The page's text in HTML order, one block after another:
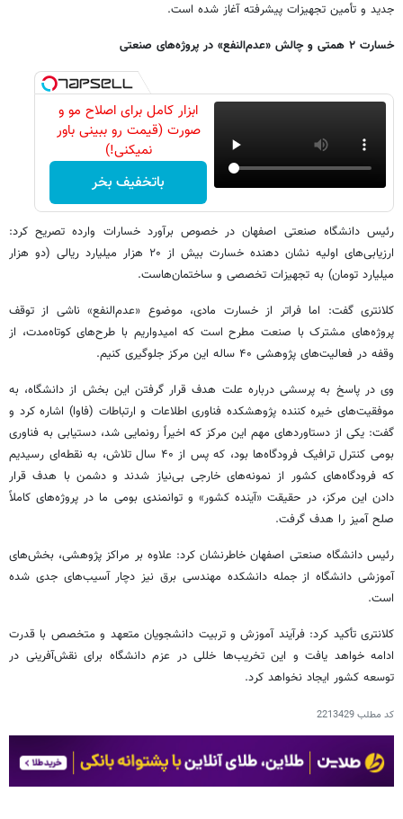
جدید و تأمین تجهیزات پیشرفته آغاز شده است.
‌خسارت ۲ همتی و چالش «عدم‌النفع» در پروژه‌های صنعتی
ابزار کامل برای اصلاح مو و
صورت (قیمت رو ببینی باور
نمیکنی!)
باتخفیف بخر
رئیس دانشگاه صنعتی اصفهان در خصوص برآورد خسارات وارده تصریح کرد:
ارزیابی‌های اولیه نشان دهنده خسارت بیش از ۲۰ هزار میلیارد ریالی (دو هزار
میلیارد تومان) به تجهیزات تخصصی و ساختمان‌هاست.
کلانتری گفت: اما فراتر از خسارت مادی، موضوع «عدم‌النفع» ناشی از توقف
پروژه‌های مشترک با صنعت مطرح است که امیدواریم با طرح‌های کوتاه‌مدت، از
وقفه در فعالیت‌های پژوهشی ۴۰ ساله این مرکز جلوگیری کنیم.
وی در پاسخ به پرسشی درباره علت هدف قرار گرفتن این بخش از دانشگاه، به
موفقیت‌های خیره کننده پژوهشکده فناوری اطلاعات و ارتباطات (فاوا) اشاره کرد و
گفت: یکی از دستاوردهای مهم این مرکز که اخیراً رونمایی شد، دستیابی به فناوری
بومی کنترل ترافیک فرودگاه‌ها بود، که پس از ۴۰ سال تلاش، به نقطه‌ای رسیدیم
که فرودگاه‌های کشور از نمونه‌های خارجی بی‌نیاز شدند و دشمن با هدف قرار
دادن این مرکز، در حقیقت «آینده کشور» و توانمندی بومی ما در پروژه‌های کاملاً
صلح آمیز را هدف گرفت.
رئیس دانشگاه صنعتی اصفهان خاطرنشان کرد: علاوه بر مراکز پژوهشی، بخش‌های
آموزشی دانشگاه از جمله دانشکده مهندسی برق نیز دچار آسیب‌های جدی شده
است.
کلانتری تأکید کرد: فرآیند آموزش و تربیت دانشجویان متعهد و متخصص با قدرت
ادامه خواهد یافت و این تخریب‌ها خللی در عزم دانشگاه برای نقش‌آفرینی در
توسعه کشور ایجاد نخواهد کرد.
کد مطلب2213429